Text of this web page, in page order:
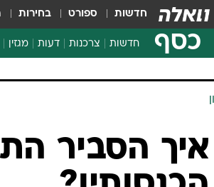
חדשות ספורט בחירות
כסף חדשות צרכנות
צרכנות פיננסית
דעות מגזין
איך הסביר